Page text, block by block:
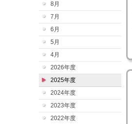
8月
7月
6月
5月
4月
2026年度
2025年度
2024年度
2023年度
2022年度